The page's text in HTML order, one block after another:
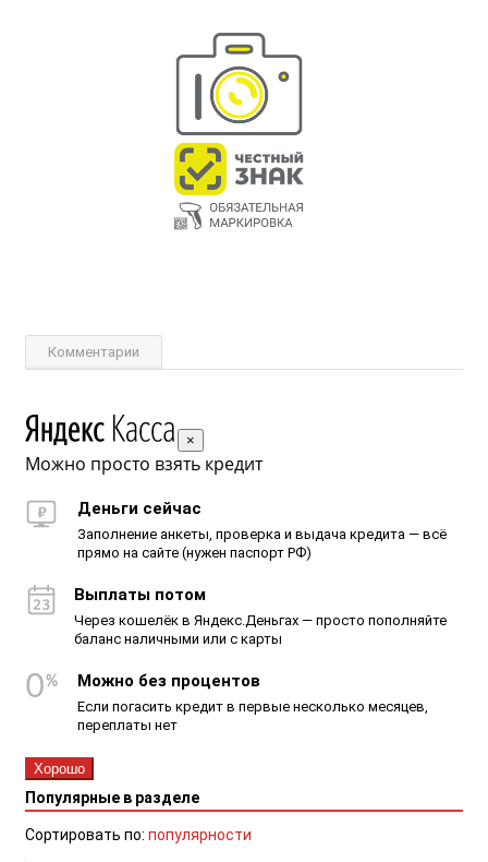
Комментарии
×
Можно просто взять кредит
Деньги сейчас
Заполнение анкеты, проверка и выдача кредита — всё
прямо на сайте (нужен паспорт РФ)
Выплаты потом
Через кошелёк в Яндекс.Деньгах — просто пополняйте
баланс наличными или с карты
Можно без процентов
Если погасить кредит в первые несколько месяцев,
переплаты нет
Хорошо
Популярные в разделе
Сортировать по: популярности